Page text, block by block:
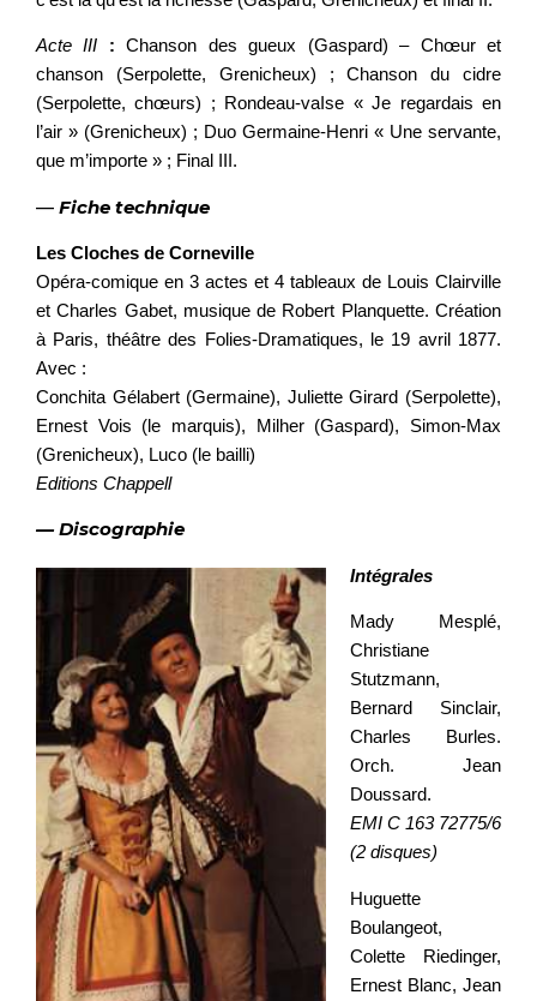
Acte III :Chanson des gueux (Gaspard) – Chœur et
chanson (Serpolette, Grenicheux) ; Chanson du cidre
(Serpolette, chœurs) ; Rondeau-vaIse « Je regardais en
l’air » (Grenicheux) ; Duo Germaine-Henri « Une servante,
que m’importe » ; Final III.
— Fiche technique
Les Cloches de Corneville
Opéra-comique en 3 actes et 4 tableaux de Louis Clairville
et Charles Gabet, musique de Robert Planquette. Création
à Paris, théâtre des Folies-Dramatiques, le 19 avril 1877.
Avec :
Conchita Gélabert (Germaine), Juliette Girard (Serpolette),
Ernest Vois (le marquis), Milher (Gaspard), Simon-Max
(Grenicheux), Luco (le bailli)
Editions Chappell
— Discographie
Intégrales
Mady Mesplé,
Christiane
Stutzmann,
Bernard Sinclair,
Charles Burles.
Orch. Jean
Doussard.
EMI C 163 72775/6
(2 disques)
Huguette
Boulangeot,
Colette Riedinger,
Ernest Blanc, Jean